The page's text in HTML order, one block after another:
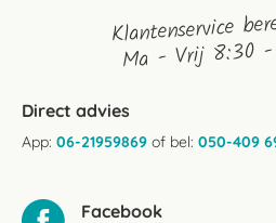
Klantenservice
Ma - Vrij 8:30
Direct advies
App: 06-21959869 of bel: 050-409
Facebook